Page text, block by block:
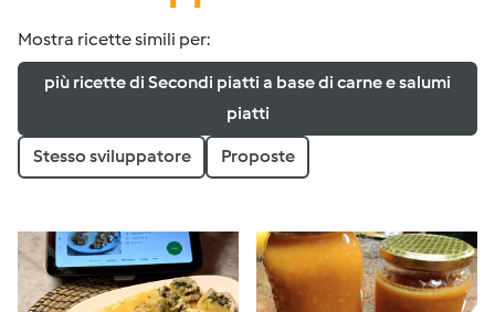
Mostra ricette simili per:
più ricette di Secondi piatti a base di carne e salumi
piatti
Stesso sviluppatore Proposte